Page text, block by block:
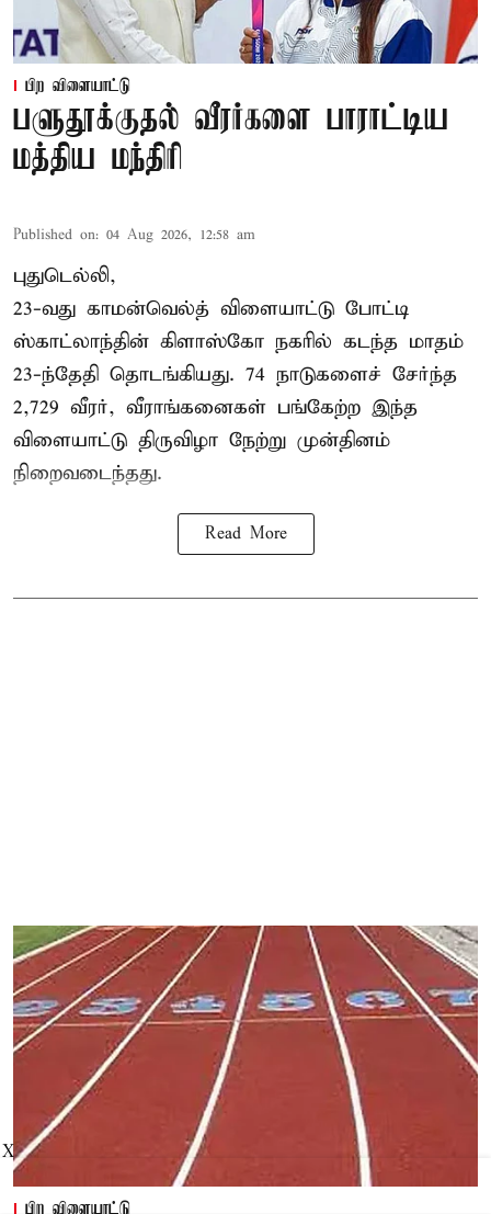
பிற விளையாட்டு
பளுதூக்குதல் வீரர்களை பாராட்டிய
மத்திய மந்திரி
Published on: 04 Aug 2026, 12:58 am
புதுடெல்லி,
23-வது காமன்வெல்த் விளையாட்டு போட்டி
ஸ்காட்லாந்தின் கிளாஸ்கோ நகரில் கடந்த மாதம்
23-ந்தேதி தொடங்கியது. 74 நாடுகளைச் சேர்ந்த
2,729 வீரர், வீராங்கனைகள் பங்கேற்ற இந்த
விளையாட்டு திருவிழா நேற்று முன்தினம்
நிறைவடைந்தது.
Read More
பிற விளையாட்டு
X